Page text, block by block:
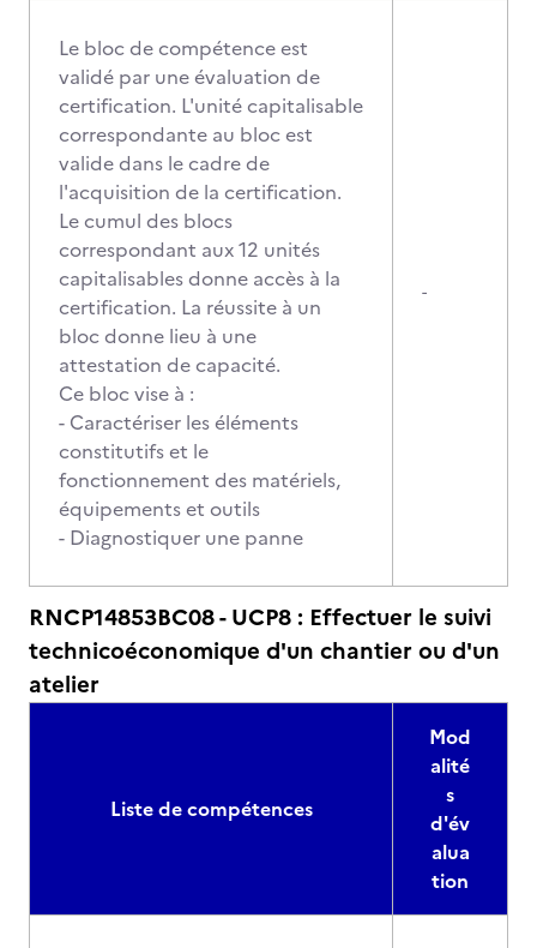
Le bloc de compétence est
validé par une évaluation de
certification. L'unité capitalisable
correspondante au bloc est
valide dans le cadre de
l'acquisition de la certification.
Le cumul des blocs
correspondant aux 12 unités
capitalisables donne accès à la
certification. La réussite à un
bloc donne lieu à une
attestation de capacité.
Ce bloc vise à :
- Caractériser les éléments
constitutifs et le
fonctionnement des matériels,
équipements et outils
- Diagnostiquer une panne
-
RNCP14853BC08 - UCP8 : Effectuer le suivi
technicoéconomique d'un chantier ou d'un
atelier
Liste de compétences
Mod
alité
s
d'év
alua
tion